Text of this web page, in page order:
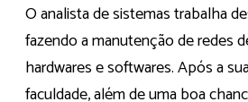
O analista de sistemas trabalha
fazendo a manutenção de redes
hardwares e softwares. Após a
faculdade, além de uma boa